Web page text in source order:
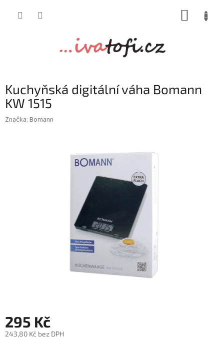
Kuchyňská digitální váha Bomann
KW 1515
Značka: Bomann
295 Kč
243,80 Kč bez DPH